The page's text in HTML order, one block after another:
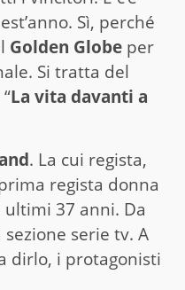
Sì, perché
Golden Globe per
Si tratta del
La vita davanti a
. La cui regista,
regista donna
37 anni. Da
serie tv. A
dirlo, i protagonisti